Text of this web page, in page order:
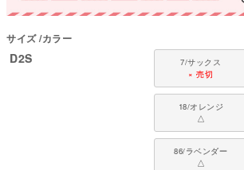
■ 素材・機能について
軽やかさと機能性を備えた、UV対応ストレッチ素材。
・UVカット機能で日差し対策に対応
・高いストレッチ性で体の動きに合わせやすい
・なめらかな生地で着脱しやすい素材感
・薄手で体温を調整しやすい軽やかな素材感
サイズ カラー
D2S
7/サックス
× 売切
18/オレンジ
△
86/ラベンダー
△